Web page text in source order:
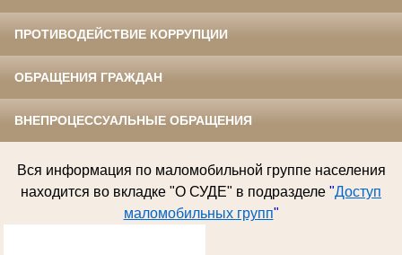
ПРОТИВОДЕЙСТВИЕ КОРРУПЦИИ
ОБРАЩЕНИЯ ГРАЖДАН
ВНЕПРОЦЕССУАЛЬНЫЕ ОБРАЩЕНИЯ
Вся информация по маломобильной группе населения
находится во вкладке "О СУДЕ" в подразделе "Доступ
маломобильных групп"